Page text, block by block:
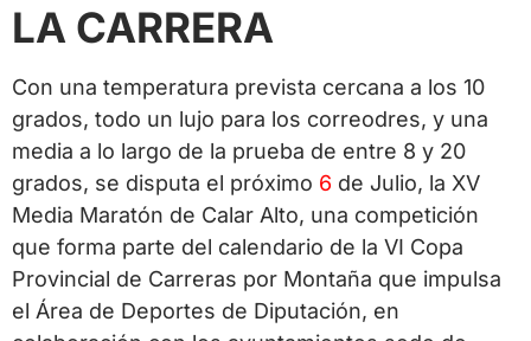
LA CARRERA
Con una temperatura prevista cercana a los 10
grados, todo un lujo para los correodres, y una
media a lo largo de la prueba de entre 8 y 20
grados, se disputa el próximo 6 de Julio, la XV
Media Maratón de Calar Alto, una competición
que forma parte del calendario de la VI Copa
Provincial de Carreras por Montaña que impulsa
el Área de Deportes de Diputación, en